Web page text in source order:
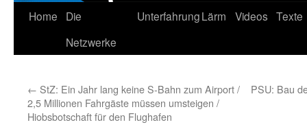
Home
Die
Netzwerke
UnterfahrungLärm Videos Texte
← StZ: Ein Jahr lang keine S-Bahn zum Airport /
2,5 Millionen Fahrgäste müssen umsteigen /
Hiobsbotschaft für den Flughafen
PSU: Bau